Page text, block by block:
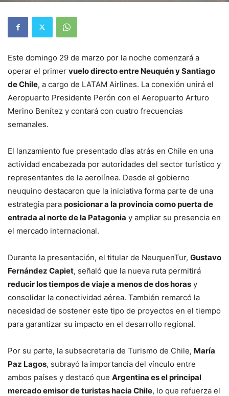
Este domingo 29 de marzo por la noche comenzará a
operar el primer vuelo directo entre Neuquén y Santiago
de Chile, a cargo de LATAM Airlines. La conexión unirá el
Aeropuerto Presidente Perón con el Aeropuerto Arturo
Merino Benítez y contará con cuatro frecuencias
semanales.
El lanzamiento fue presentado días atrás en Chile en una
actividad encabezada por autoridades del sector turístico y
representantes de la aerolínea. Desde el gobierno
neuquino destacaron que la iniciativa forma parte de una
estrategia para posicionar a la provincia como puerta de
entrada al norte de la Patagonia y ampliar su presencia en
el mercado internacional.
Durante la presentación, el titular de NeuquenTur, Gustavo
Fernández Capiet, señaló que la nueva ruta permitirá
reducir los tiempos de viaje a menos de dos horas y
consolidar la conectividad aérea. También remarcó la
necesidad de sostener este tipo de proyectos en el tiempo
para garantizar su impacto en el desarrollo regional.
Por su parte, la subsecretaria de Turismo de Chile, María
Paz Lagos, subrayó la importancia del vínculo entre
ambos países y destacó que Argentina es el principal
mercado emisor de turistas hacia Chile, lo que refuerza el